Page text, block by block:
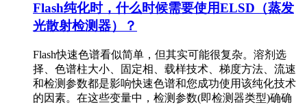
Flash纯化时，什么时候需要使用ELSD（蒸发
光散射检测器）？
Flash快速色谱看似简单，但其实可能很复杂。溶剂选
择、色谱柱大小、固定相、载样技术、梯度方法、流速
和检测参数都是影响快速色谱和您成功使用该纯化技术
的因素。在这些变量中，检测参数(即检测器类型)确确